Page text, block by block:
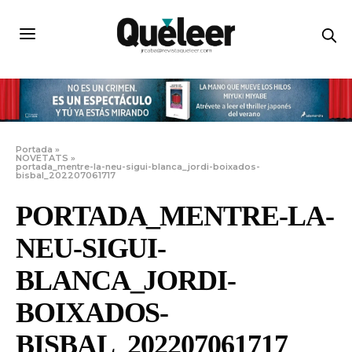
Portada »
NOVETATS »
portada_mentre-la-neu-sigui-blanca_jordi-boixados-
bisbal_202207061717
PORTADA_MENTRE-LA-
NEU-SIGUI-
BLANCA_JORDI-
BOIXADOS-
BISBAL_202207061717